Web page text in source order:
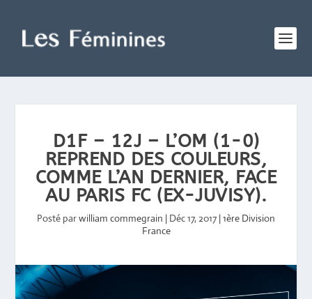
D1F – 12J – L’OM (1-0)
REPREND DES COULEURS,
COMME L’AN DERNIER, FACE
AU PARIS FC (EX-JUVISY).
Posté parwilliam commegrain | Déc 17, 2017 |1ère Division
France